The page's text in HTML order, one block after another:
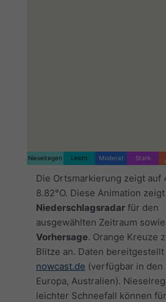
Nieselregen Leicht Moderat Stark
Die Ortsmarkierung zeigt auf
8.82°O. Diese Animation
Niederschlagsradar für den
ausgewählten Zeitraum
Vorhersage. Orange Kreuze
Blitze an. Daten
nowcast.de (verfügbar in den
Europa, Australien).
leichter Schneefall können